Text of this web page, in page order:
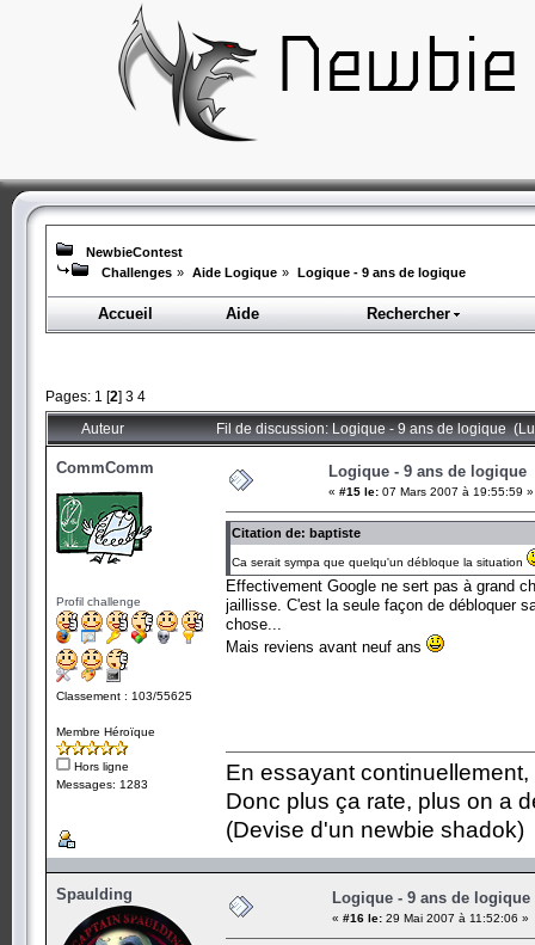
NewbieContest
Challenges » Aide Logique » Logique - 9 ans de logique
Accueil Aide Rechercher
Pages: 1 [2] 3 4
Auteur Fil de discussion: Logique - 9 ans de logique
CommComm
Profil challenge
Classement : 103/55625
Membre Héroïque
Hors ligne
Messages: 1283
Logique - 9 ans de logique
« #15 le: 07 Mars 2007 à 19:55:59 »
Citation de: baptiste
Ca serait sympa que quelqu'un débloque la situation
Effectivement Google ne sert pas à grand
jaillisse. C'est la seule façon de débloquer
chose...
Mais reviens avant neuf ans
En essayant
Donc plus ça rate, plus on a
(Devise d'un newbie shadok)
Spaulding Logique - 9 ans de logique
« #16 le: 29 Mai 2007 à 11:52:06 »